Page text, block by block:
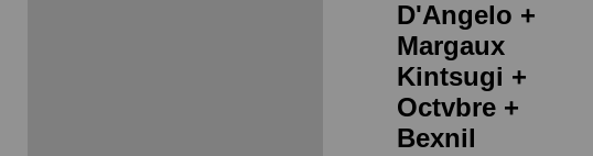
D'Angelo +
Margaux
Kintsugi +
Octvbre +
Bexnil